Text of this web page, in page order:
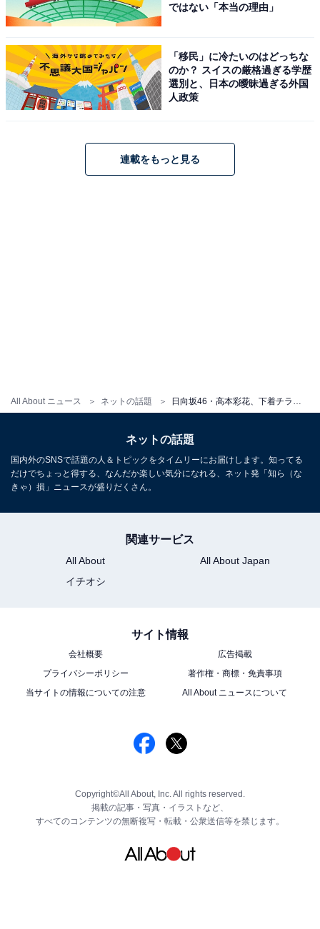
All About ニュース ネットの話題
ではない「本当の理由」
「移民」に冷たいのはどっちな
のか？ スイスの厳格過ぎる学歴
選別と、日本の曖昧過ぎる外国
人政策
連載をもっと見る
ネットの話題
国内外のSNSで話題の人＆トピックをタイムリーにお届けします。知ってる
だけでちょっと得する、なんだか楽しい気分になれる、ネット発「知ら（な
きゃ）損」ニュースが盛りだくさん。
関連サービス
All About
All About Japan
イチオシ
サイト情報
会社概要
広告掲載
プライバシーポリシー
著作権・商標・免責事項
当サイトの情報についての注意
All About ニュースについて
Copyright©All About, Inc. All rights reserved.
掲載の記事・写真・イラストなど、
すべてのコンテンツの無断複写・転載・公衆送信等を禁じます。